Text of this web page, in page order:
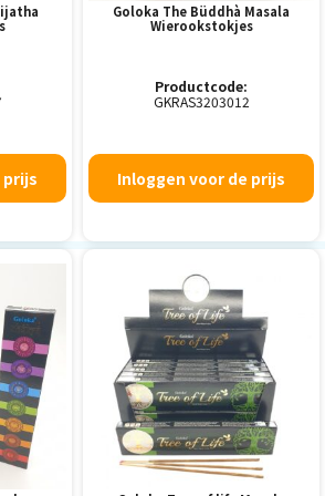
prijs
Goloka The Büddhà Masala
Wierookstokjes
Productcode:
GKRAS3203012
Inloggen voor de prijs